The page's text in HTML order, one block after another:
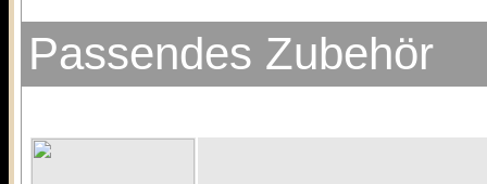
Passendes Zubehör